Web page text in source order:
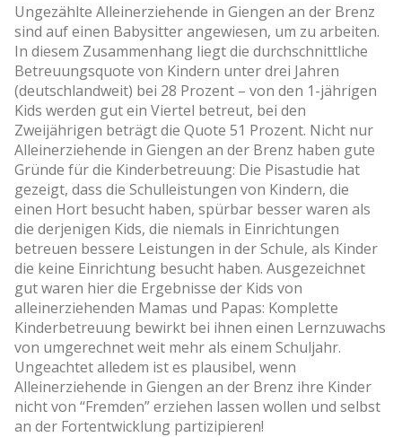
Ungezählte Alleinerziehende in Giengen an der Brenz
sind auf einen Babysitter angewiesen, um zu arbeiten.
In diesem Zusammenhang liegt die durchschnittliche
Betreuungsquote von Kindern unter drei Jahren
(deutschlandweit) bei 28 Prozent – von den 1-jährigen
Kids werden gut ein Viertel betreut, bei den
Zweijährigen beträgt die Quote 51 Prozent. Nicht nur
Alleinerziehende in Giengen an der Brenz haben gute
Gründe für die Kinderbetreuung: Die Pisastudie hat
gezeigt, dass die Schulleistungen von Kindern, die
einen Hort besucht haben, spürbar besser waren als
die derjenigen Kids, die niemals in Einrichtungen
betreuen bessere Leistungen in der Schule, als Kinder
die keine Einrichtung besucht haben. Ausgezeichnet
gut waren hier die Ergebnisse der Kids von
alleinerziehenden Mamas und Papas: Komplette
Kinderbetreuung bewirkt bei ihnen einen Lernzuwachs
von umgerechnet weit mehr als einem Schuljahr.
Ungeachtet alledem ist es plausibel, wenn
Alleinerziehende in Giengen an der Brenz ihre Kinder
nicht von “Fremden” erziehen lassen wollen und selbst
an der Fortentwicklung partizipieren!